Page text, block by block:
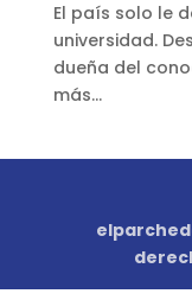
El país solo le
universidad.
dueña del
más...